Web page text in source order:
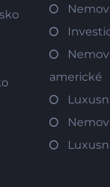
americké